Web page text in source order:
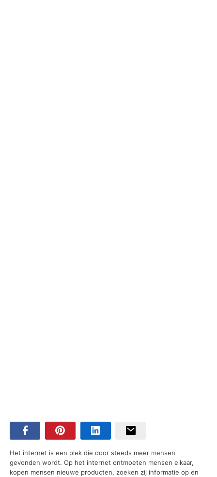
Het internet is een plek die door steeds meer mensen
gevonden wordt. Op het internet ontmoeten mensen elkaar,
kopen mensen nieuwe producten, zoeken zij informatie op en